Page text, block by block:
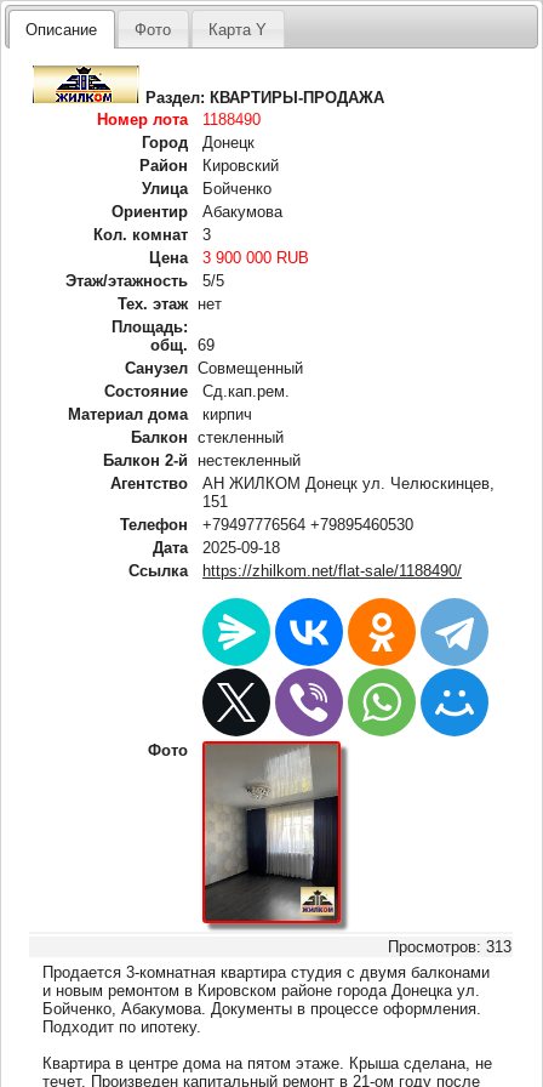
Описание Фото Карта Y
Раздел:КВАРТИРЫ-ПРОДАЖА
Номер лота
1188490
Город
Донецк
Район
Кировский
Улица
Бойченко
Ориентир
Абакумова
Кол. комнат
3
Цена
3 900 000 RUB
Этаж/этажность
5/5
Тех. этаж нет
Площадь:
общ.
69
Санузел Совмещенный
Состояние
Сд.кап.рем.
Материал дома
кирпич
Балкон
стекленный
Балкон 2-й
нестекленный
Агентство
АН ЖИЛКОМ Донецк ул. Челюскинцев,
151
Телефон
+79497776564 +79895460530
Дата
2025-09-18
Ссылка
https://zhilkom.net/flat-sale/1188490/
Фото
Просмотров: 313
Продается 3-комнатная квартира студия с двумя балконами
и новым ремонтом в Кировском районе города Донецка ул.
Бойченко, Абакумова. Документы в процессе оформления.
Подходит по ипотеку.
Квартира в центре дома на пятом этаже. Крыша сделана, не
течет. Произведен капитальный ремонт в 21-ом году после